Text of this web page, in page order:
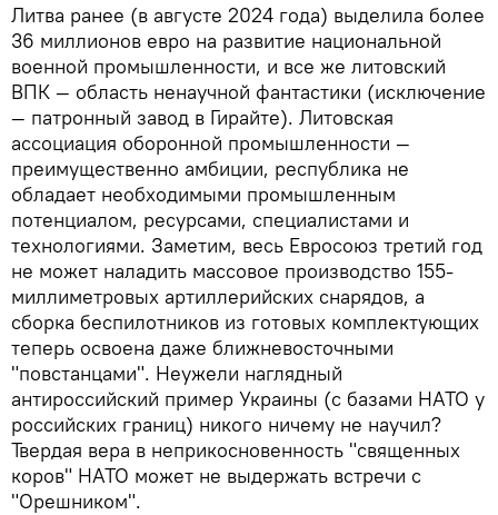
Литва ранее (в августе 2024 года) выделила более
36 миллионов евро на развитие национальной
военной промышленности, и все же литовский
ВПК — область ненаучной фантастики (исключение
— патронный завод в Гирайте). Литовская
ассоциация оборонной промышленности —
преимущественно амбиции, республика не
обладает необходимыми промышленным
потенциалом, ресурсами, специалистами и
технологиями. Заметим, весь Евросоюз третий год
не может наладить массовое производство 155-
миллиметровых артиллерийских снарядов, а
сборка беспилотников из готовых комплектующих
теперь освоена даже ближневосточными
"повстанцами". Неужели наглядный
антироссийский пример Украины (с базами НАТО у
российских границ) никого ничему не научил?
Твердая вера в неприкосновенность "священных
коров" НАТО может не выдержать встречи с
"Орешником".